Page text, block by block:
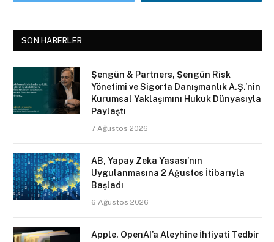
SON HABERLER
Şengün & Partners, Şengün Risk
Yönetimi ve Sigorta Danışmanlık A.Ş.’nin
Kurumsal Yaklaşımını Hukuk Dünyasıyla
Paylaştı
7 Ağustos 2026
AB, Yapay Zeka Yasası’nın
Uygulanmasına 2 Ağustos İtibarıyla
Başladı
6 Ağustos 2026
Apple, OpenAI’a Aleyhine İhtiyati Tedbir